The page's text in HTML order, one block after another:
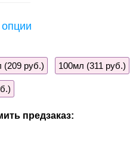
(209 руб.) 100мл (311 руб.)
предзаказ: